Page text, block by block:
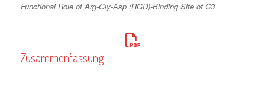
Functional Role of Arg-Gly-Asp (RGD)-Binding Site of C3
Zusammenfassung